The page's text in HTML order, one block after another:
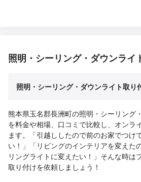
照明・シーリング・ダウンライ
照明・シーリング・ダウンライト取り
熊本県玉名郡長洲町の照明・シーリング
を料金や相場、口コミで比較し、オンラ
ます。「引越ししたので前のお家でつけ
い！」「リビングのインテリアを変えた
リングライトに変えたい！」そんな時は
取り付けを依頼しましょう！